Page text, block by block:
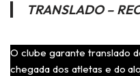
TRANSLADO –
O clube garante translado
chegada dos atletas e do